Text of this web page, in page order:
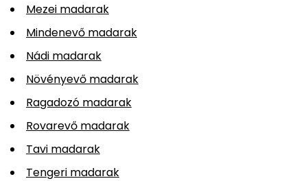
Mezei madarak
Mindenevő madarak
Nádi madarak
Növényevő madarak
Ragadozó madarak
Rovarevő madarak
Tavi madarak
Tengeri madarak